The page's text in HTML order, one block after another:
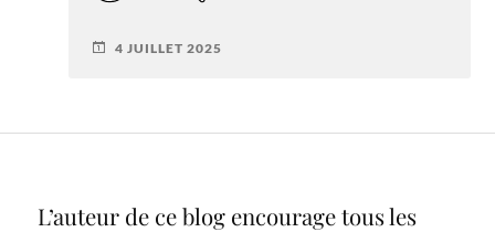
4 JUILLET 2025
L’auteur de ce blog encourage tous les